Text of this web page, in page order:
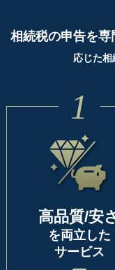
相続税の申告を専
応じた相
1
高品質/安
を両立した
サービス